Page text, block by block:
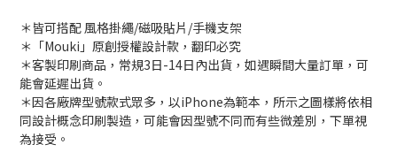
＊皆可搭配 風格掛繩/磁吸貼片/手機支架
＊「Mouki」原創授權設計款，翻印必究
＊客製印刷商品，常規3日-14日內出貨，如遇瞬間大量訂單，可
能會延遲出貨。
＊因各廠牌型號款式眾多，以iPhone為範本，所示之圖樣將依相
同設計概念印刷製造，可能會因型號不同而有些微差別，下單視
為接受。